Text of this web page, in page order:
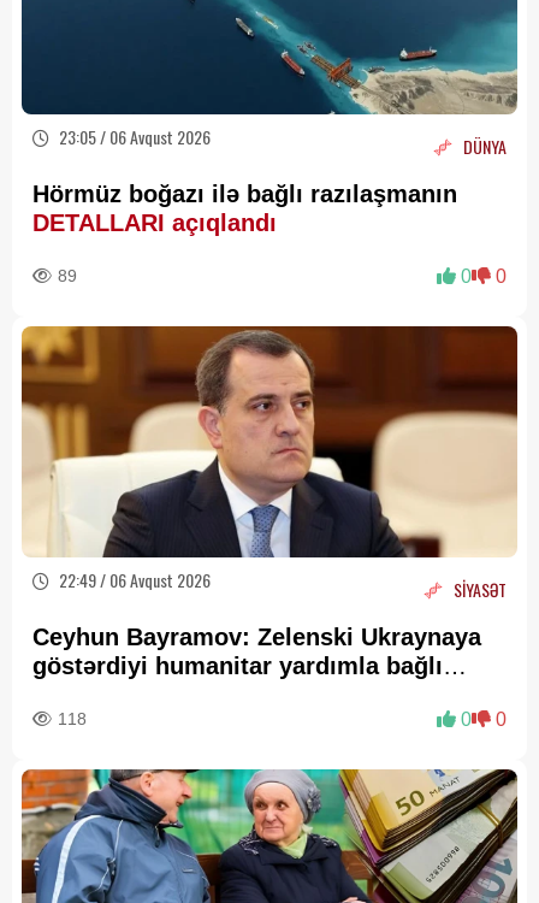
23:05 / 06 Avqust 2026 DÜNYA
Hörmüz boğazı ilə bağlı razılaşmanın
DETALLARI açıqlandı
89 0 0
22:49 / 06 Avqust 2026 SİYASƏT
Ceyhun Bayramov: Zelenski Ukraynaya
göstərdiyi humanitar yardımla bağlı
118 0 0